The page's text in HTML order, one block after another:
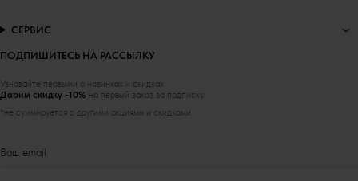
ПОДПИШИТЕСЬ НА РАССЫЛКУ
Узнавайте первыми о новинках и скидках
Дарим скидку -10% на первый заказ за подписку.
*не суммируется с другими акциями и скидками
СЕРВИС